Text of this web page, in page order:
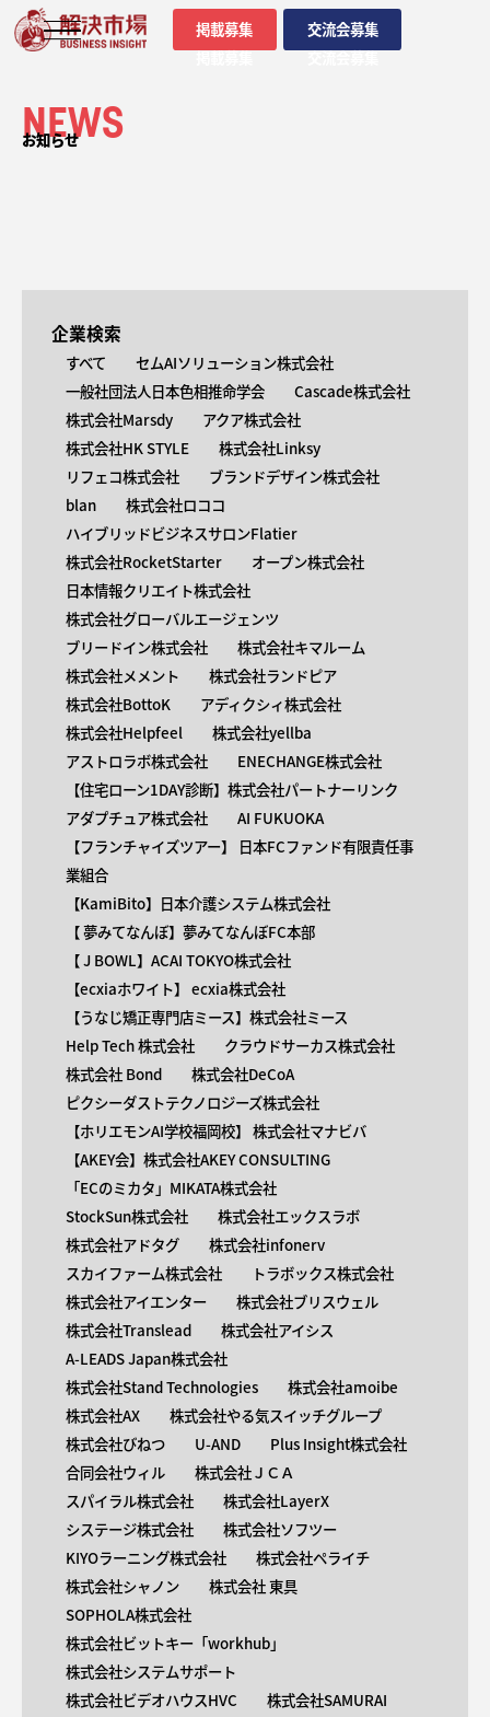
掲載募集
掲載募集
交流会募集
交流会募集
NEWS
お知らせ
企業検索
すべて
セムAIソリューション株式会社
一般社団法人日本色相推命学会
Cascade株式会社
株式会社Marsdy
アクア株式会社
株式会社HK STYLE
株式会社Linksy
リフェコ株式会社
ブランドデザイン株式会社
blan
株式会社ロココ
ハイブリッドビジネスサロンFlatier
株式会社RocketStarter
オープン株式会社
日本情報クリエイト株式会社
株式会社グローバルエージェンツ
ブリードイン株式会社
株式会社キマルーム
株式会社メメント
株式会社ランドピア
株式会社BottoK
アディクシィ株式会社
株式会社Helpfeel
株式会社yellba
アストロラボ株式会社
ENECHANGE株式会社
【住宅ローン1DAY診断】株式会社パートナーリンク
アダプチュア株式会社
AI FUKUOKA
【​フランチャイズツアー】 日本FCファンド有限責任事
業組合
【KamiBito​】日本介護システム株式会社
【 ​夢みてなんぼ】夢みてなんぼFC本部
【 ​J BOWL】ACAI TOKYO株式会社
【​ecxiaホワイト】 ecxia株式会社
【​うなじ矯正専門店ミース】株式会社ミース
Help Tech 株式会社
クラウドサーカス株式会社
株式会社 Bond
株式会社DeCoA
ピクシーダストテクノロジーズ株式会社
【ホリエモンAI学校福岡校】 株式会社マナビバ
【AKEY会】株式会社AKEY CONSULTING
「ECのミカタ」MIKATA株式会社
StockSun株式会社
株式会社エックスラボ
株式会社アドタグ
株式会社infonerv
スカイファーム株式会社
トラボックス株式会社
株式会社アイエンター
株式会社ブリスウェル
株式会社Translead
株式会社アイシス
A-LEADS Japan株式会社
株式会社Stand Technologies
株式会社amoibe
株式会社AX
株式会社やる気スイッチグループ
株式会社びねつ
U-AND
Plus Insight株式会社
合同会社ウィル
株式会社ＪＣＡ
スパイラル株式会社
株式会社LayerX
システージ株式会社
株式会社ソフツー
KIYOラーニング株式会社
株式会社ペライチ
株式会社シャノン
株式会社 東具
SOPHOLA株式会社
株式会社ビットキー「workhub」
株式会社システムサポート
株式会社ビデオハウスHVC
株式会社SAMURAI